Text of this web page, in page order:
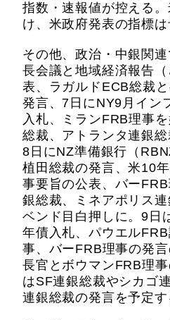
指数・速報値が控える
け、米政府発表の指標は
その他、政治・中銀関
長会議と地域経済報告
表、ラガルドECB総裁
発言、7日にNY9月イン
入札、ミランFRB理事
総裁、アトランタ連銀総
8日にNZ準備銀行（
植田総裁の発言、米10
事要旨の公表、バー
銀総裁、ミネアポリス
ベンド目白押しに。9日
年債入札、パウエル
事、バーFRB理事の発
長官とボウマンFRB理
はSF連銀総裁やシカゴ
連銀総裁の発言を予定す